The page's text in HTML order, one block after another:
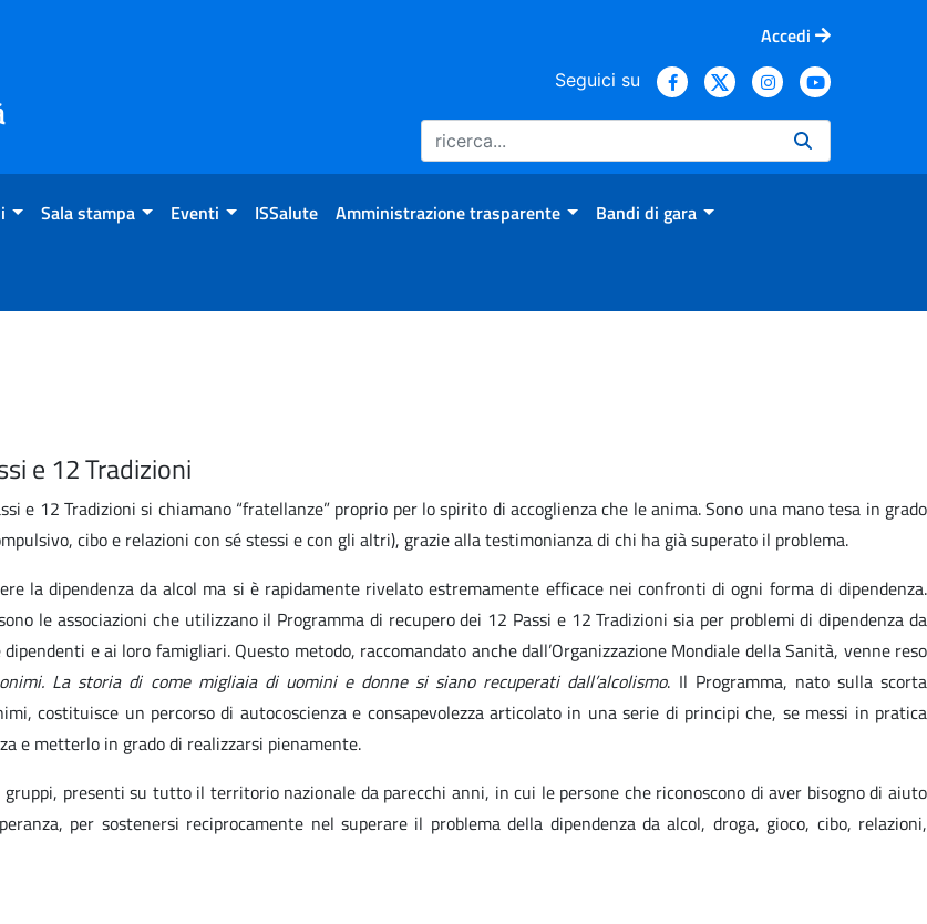
Accedi
Seguici su
Sala stampa Eventi ISSalute Amministrazione trasparente Bandi di gara
e 12 Tradizioni
e 12 Tradizioni si chiamano “fratellanze” proprio per lo spirito di accoglienza che le anima. Sono una mano tesa in grado
cibo e relazioni con sé stessi e con gli altri), grazie alla testimonianza di chi ha già superato il problema.
la dipendenza da alcol ma si è rapidamente rivelato estremamente efficace nei confronti di ogni forma di dipendenza.
le associazioni che utilizzano il Programma di recupero dei 12 Passi e 12 Tradizioni sia per problemi di dipendenza da
e ai loro famigliari. Questo metodo, raccomandato anche dall’Organizzazione Mondiale della Sanità, venne reso
La storia di come migliaia di uomini e donne si siano recuperati dall’alcolismo. Il Programma, nato sulla scorta
costituisce un percorso di autocoscienza e consapevolezza articolato in una serie di principi che, se messi in pratica
e metterlo in grado di realizzarsi pienamente.
presenti su tutto il territorio nazionale da parecchi anni, in cui le persone che riconoscono di aver bisogno di aiuto
per sostenersi reciprocamente nel superare il problema della dipendenza da alcol, droga, gioco, cibo, relazioni,